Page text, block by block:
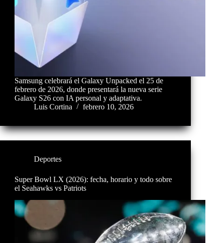
Samsung celebrará el Galaxy Unpacked el 25 de
febrero de 2026, donde presentará la nueva serie
Galaxy S26 con IA personal y adaptativa.
Luis Cortina
febrero 10, 2026
Deportes
Super Bowl LX (2026): fecha, horario y todo sobre
el Seahawks vs Patriots